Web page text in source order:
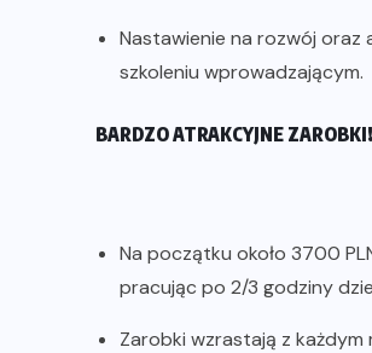
Nastawienie na rozwój oraz
szkoleniu wprowadzającym.
BARDZO ATRAKCYJNE ZAROBKI!
Na początku około 3700
pracując po 2/3 godziny
Zarobki wzrastają z każdym